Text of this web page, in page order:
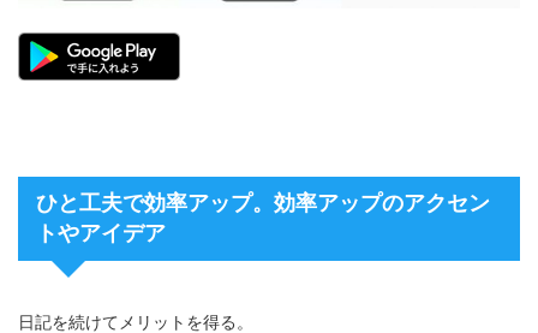
ひと工夫で効率アップ。効率アップのアクセン
トやアイデア
日記を続けてメリットを得る。